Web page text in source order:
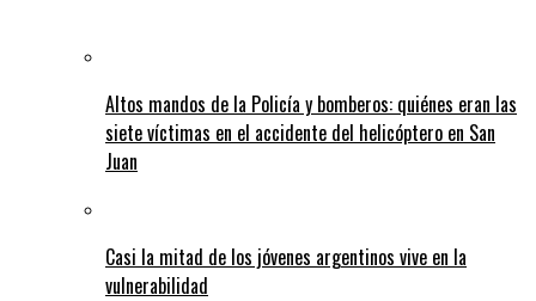
Altos mandos de la Policía y bomberos: quiénes eran las
siete víctimas en el accidente del helicóptero en San
Juan
Casi la mitad de los jóvenes argentinos vive en la
vulnerabilidad